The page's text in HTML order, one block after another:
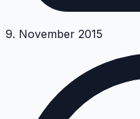
9. November 2015